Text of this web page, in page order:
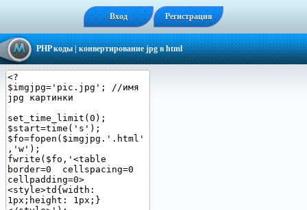
Вход Регистрация
PHP коды| конвертирование jpg в html